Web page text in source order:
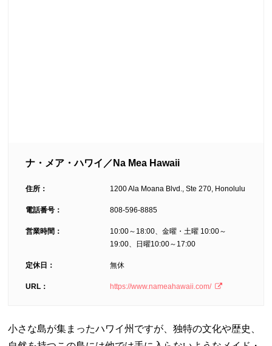
ナ・メア・ハワイ／Na Mea Hawaii
住所： 1200 Ala Moana Blvd., Ste 270, Honolulu
電話番号： 808-596-8885
営業時間：
10:00～18:00、金曜・土曜 10:00～
19:00、日曜10:00～17:00
定休日： 無休
URL： https://www.nameahawaii.com/
小さな島が集まったハワイ州ですが、独特の文化や歴史、